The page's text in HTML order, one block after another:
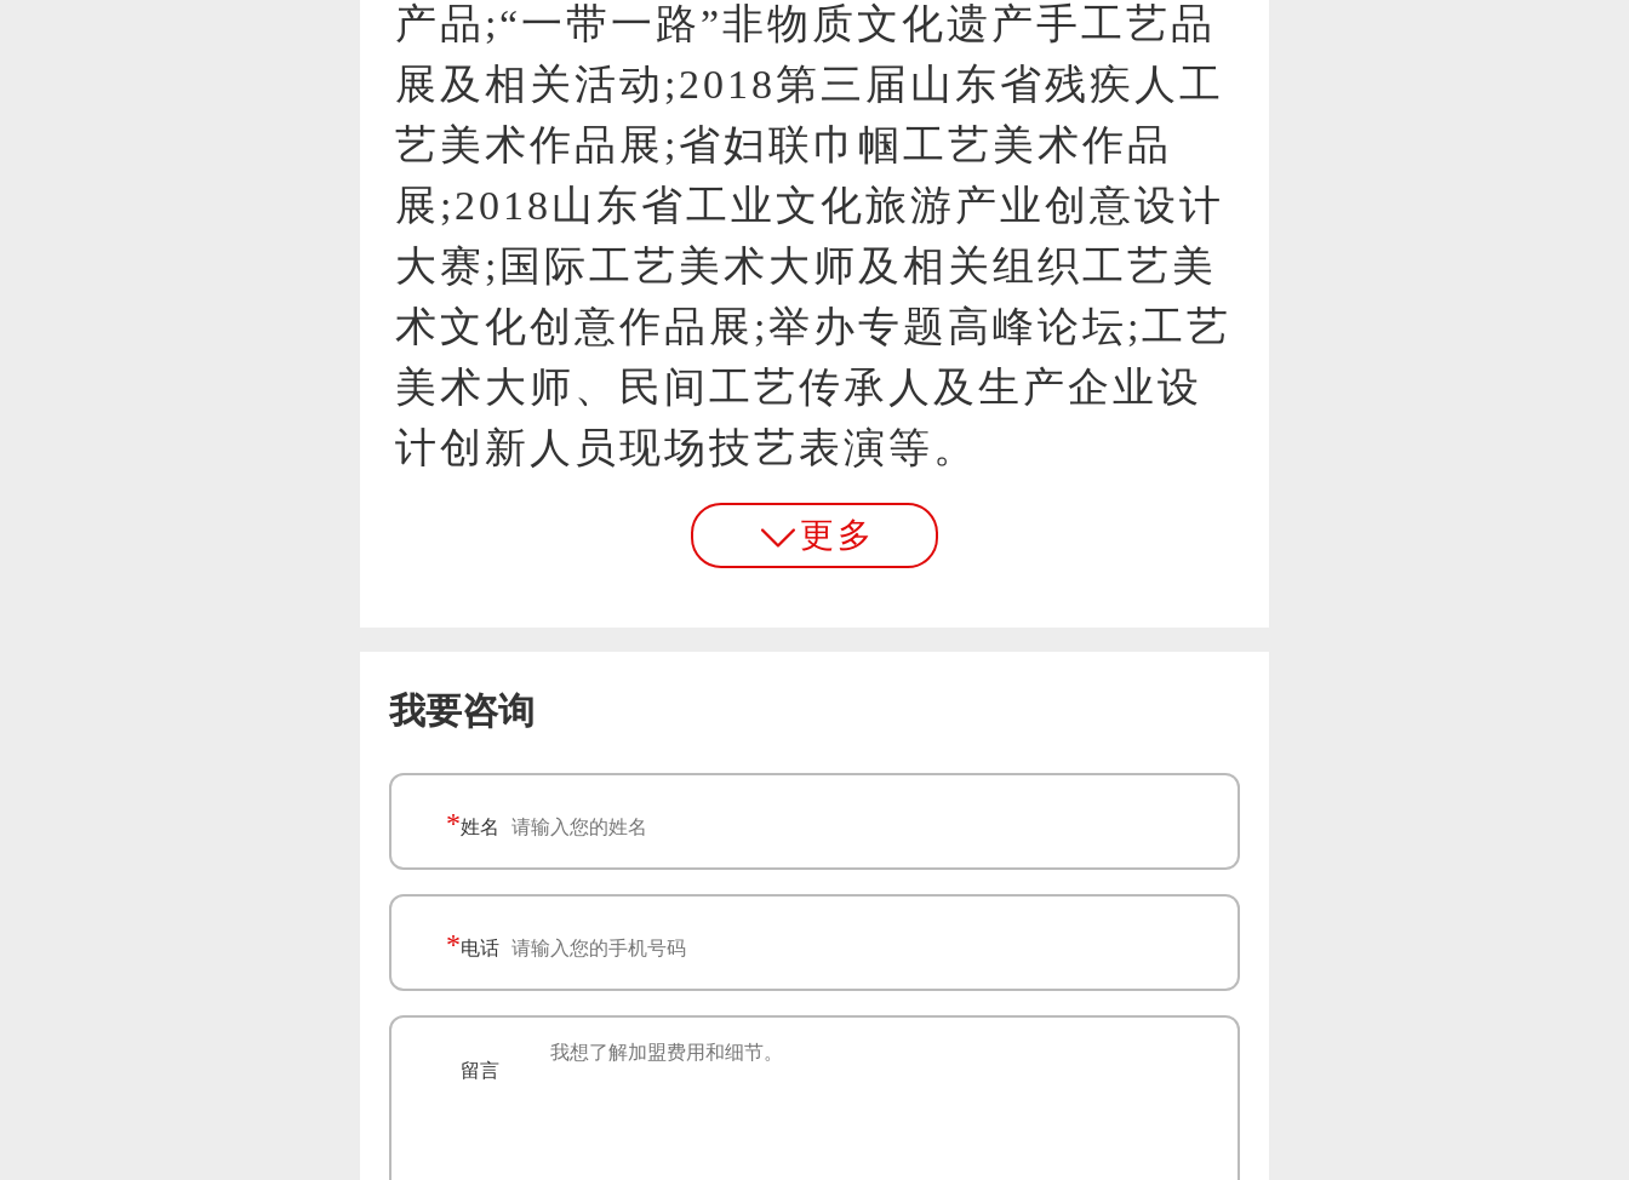
产品;“一带一路”非物质文化遗产手工艺品
展及相关活动;2018第三届山东省残疾人工
艺美术作品展;省妇联巾帼工艺美术作品
展;2018山东省工业文化旅游产业创意设计
大赛;国际工艺美术大师及相关组织工艺美
术文化创意作品展;举办专题高峰论坛;工艺
美术大师、民间工艺传承人及生产企业设
计创新人员现场技艺表演等。
更多
我要咨询
*姓名
*电话
留言